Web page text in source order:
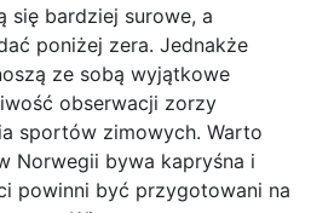
się bardziej surowe, a
poniżej zera. Jednakże
ze sobą wyjątkowe
obserwacji zorzy
sportów zimowych. Warto
Norwegii bywa kapryśna i
powinni być przygotowani na